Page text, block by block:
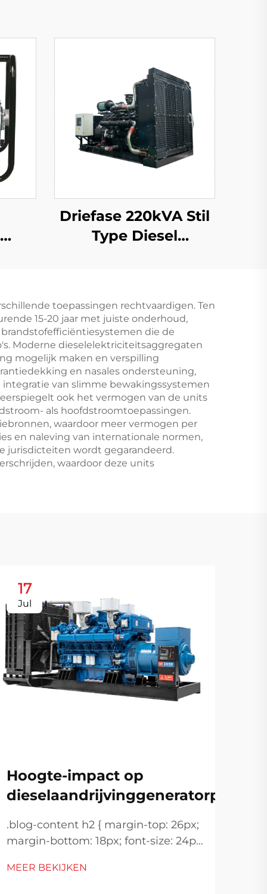
Driefase 220kVA Stil
Type Diesel
toepassingen rechtvaardigen. Ten
15-20 jaar met juiste onderhoud,
die de
Moderne dieselelektriciteitsaggregaten
mogelijk maken en verspilling
en nasales ondersteuning,
van slimme bewakingssystemen
ook het vermogen van de units
als hoofdstroomtoepassingen.
waardoor meer vermogen per
en naleving van internationale normen,
jurisdicteiten wordt gegarandeerd.
waardoor deze units
17
Jul
Hoogte-impact op
.blog-content h2 { margin-top: 26px;
margin-bottom: 18px; font-size: 24px
height: normal; } .blog-content h3 {
MEER BEKIJKEN